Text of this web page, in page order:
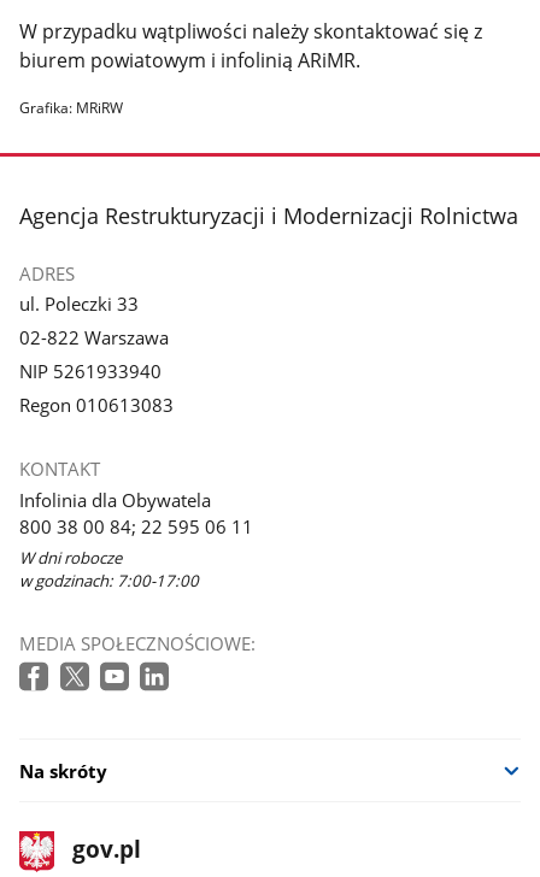
W przypadku wątpliwości należy skontaktować się z
biurem powiatowym i infolinią ARiMR.
Grafika: MRiRW
stopka
Agencja Restrukturyzacji i Modernizacji Rolnictwa
ADRES
ul. Poleczki 33
02-822 Warszawa
NIP 5261933940
Regon 010613083
KONTAKT
Infolinia dla Obywatela
800 38 00 84; 22 595 06 11
W dni robocze
w godzinach: 7:00-17:00
MEDIA SPOŁECZNOŚCIOWE:
Na skróty
stopka
gov.pl
Strona
gov.pl